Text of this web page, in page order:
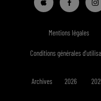
Mentions légales
Conditions générales
Archives 2026